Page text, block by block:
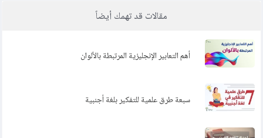
مقالات قد تهمك أيضاً
أهم التعابير الإنجليزية المرتبطة بالألوان
سبعة طرق علمية للتفكير بلغة أجنبية